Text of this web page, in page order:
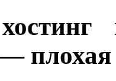
плохая